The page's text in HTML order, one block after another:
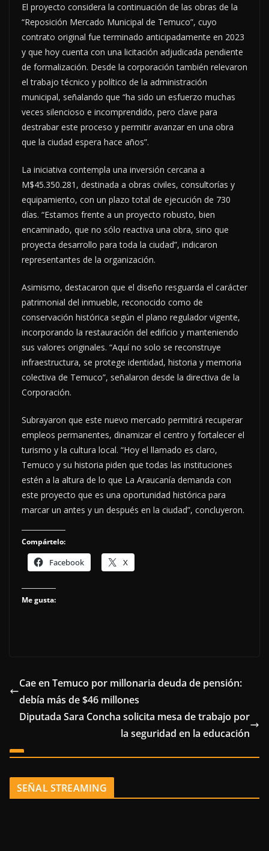
El proyecto considera la continuación de las obras de la
“Reposición Mercado Municipal de Temuco”, cuyo
contrato original fue terminado anticipadamente en 2023
y que hoy cuenta con una licitación adjudicada pendiente
de formalización. Desde la corporación también relevaron
el trabajo técnico y político de la administración
municipal, señalando que “ha sido un esfuerzo muchas
veces silencioso e incomprendido, pero clave para
destrabar este proceso y permitir avanzar en una obra
que la ciudad espera hace años”.
La iniciativa contempla una inversión cercana a
M$45.350.281, destinada a obras civiles, consultorías y
equipamiento, con un plazo total de ejecución de 730
días. “Estamos frente a un proyecto robusto, bien
encaminado, que no sólo reactiva una obra, sino que
proyecta desarrollo para toda la ciudad”, indicaron
representantes de la organización.
Asimismo, destacaron que el diseño resguarda el carácter
patrimonial del inmueble, reconocido como de
conservación histórica según el plano regulador vigente,
incorporando la restauración del edificio y manteniendo
sus valores originales. “Aquí no solo se reconstruye
infraestructura, se protege identidad, historia y memoria
colectiva de Temuco”, señalaron desde la directiva de la
Corporación.
Subrayaron que este nuevo mercado permitirá recuperar
empleos permanentes, dinamizar el centro y fortalecer el
turismo y la cultura local. “Hoy el llamado es claro,
Temuco y su historia piden que todas las instituciones
estén a la altura de lo que La Araucanía demanda con
este proyecto que es una oportunidad histórica para
marcar un antes y un después en la ciudad”, concluyeron.
Compártelo:
Facebook X
Me gusta:
Cae en Temuco por millonaria deuda de pensión:
debía más de $46 millones
Diputada Sara Concha solicita mesa de trabajo por
la seguridad en la educación
SEÑAL STREAMING